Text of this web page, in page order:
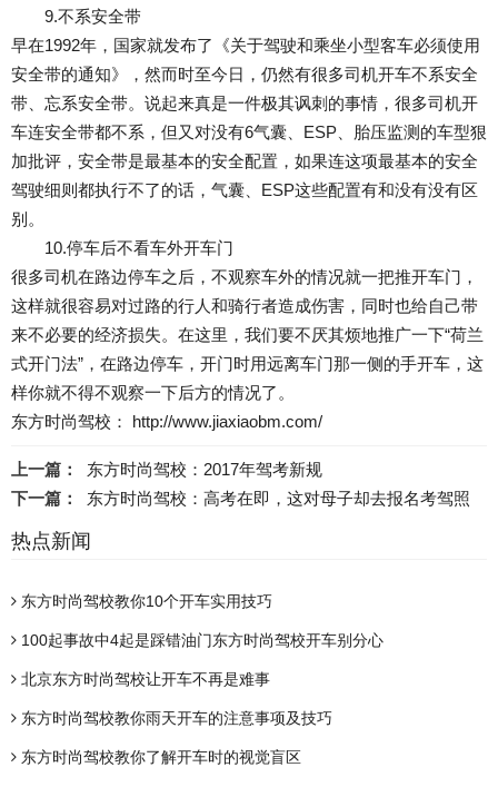
9.不系安全带
早在1992年，国家就发布了《关于驾驶和乘坐小型客车必须使用
安全带的通知》，然而时至今日，仍然有很多司机开车不系安全
带、忘系安全带。说起来真是一件极其讽刺的事情，很多司机开
车连安全带都不系，但又对没有6气囊、ESP、胎压监测的车型狠
加批评，安全带是最基本的安全配置，如果连这项最基本的安全
驾驶细则都执行不了的话，气囊、ESP这些配置有和没有没有区
别。
10.停车后不看车外开车门
很多司机在路边停车之后，不观察车外的情况就一把推开车门，
这样就很容易对过路的行人和骑行者造成伤害，同时也给自己带
来不必要的经济损失。在这里，我们要不厌其烦地推广一下“荷兰
式开门法”，在路边停车，开门时用远离车门那一侧的手开车，这
样你就不得不观察一下后方的情况了。
东方时尚驾校： http://www.jiaxiaobm.com/
上一篇：
东方时尚驾校：2017年驾考新规
下一篇：
东方时尚驾校：高考在即，这对母子却去报名考驾照
热点新闻
东方时尚驾校教你10个开车实用技巧
100起事故中4起是踩错油门东方时尚驾校开车别分心
北京东方时尚驾校让开车不再是难事
东方时尚驾校教你雨天开车的注意事项及技巧
东方时尚驾校教你了解开车时的视觉盲区